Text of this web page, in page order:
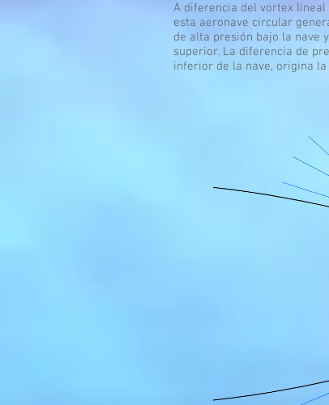
A diferencia del vortex lineal
esta aeronave circular
de alta presión bajo la nave
superior. La diferencia de
inferior de la nave, origina